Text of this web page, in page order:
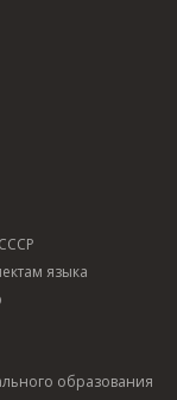
языка
образования